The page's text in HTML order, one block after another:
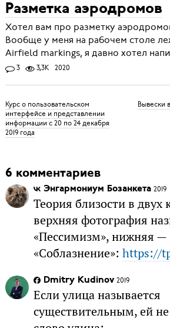
Разметка аэродромов
Хотел вам про разметку
Вообще у меня на рабочем столе
Airfield markings, я давно хотел
3 3,3K 2020
Курс о пользовательском
интерфейсе и представлении
информации с 20 по 24 декабря
2019 года
Вывески
6 комментариев
Энгармониум Бозанкета 2019
Теория близости в двух
верхняя фотография
«Пессимизм», нижняя —
«Соблазнение»: https://
Dmitry Kudinov 2019
Если улица называется
существительным, ей